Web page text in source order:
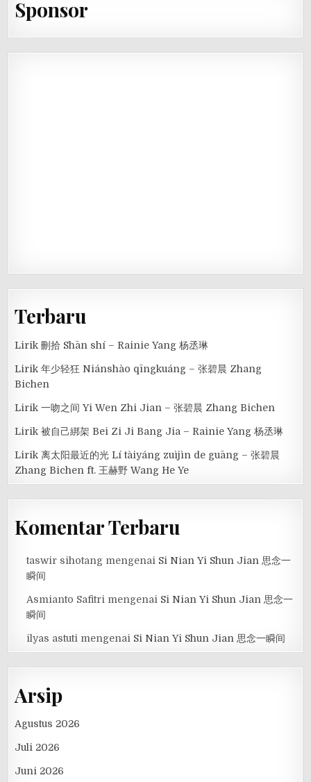
Sponsor
Terbaru
Lirik 刪拾 Shān shí – Rainie Yang 杨丞琳
Lirik 年少轻狂 Niánshào qīngkuáng – 张碧晨 Zhang
Bichen
Lirik 一吻之间 Yi Wen Zhi Jian – 张碧晨 Zhang Bichen
Lirik 被自己綁架 Bei Zi Ji Bang Jia – Rainie Yang 杨丞琳
Lirik 离太阳最近的光 Lí tàiyáng zuìjìn de guāng – 张碧晨
Zhang Bichen ft. 王赫野 Wang He Ye
Komentar Terbaru
taswir sihotang mengenai Si Nian Yi Shun Jian 思念一
瞬间
Asmianto Safitri mengenai Si Nian Yi Shun Jian 思念一
瞬间
ilyas astuti mengenai Si Nian Yi Shun Jian 思念一瞬间
Arsip
Agustus 2026
Juli 2026
Juni 2026